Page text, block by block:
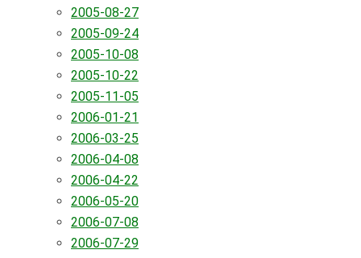
2005-08-27
2005-09-24
2005-10-08
2005-10-22
2005-11-05
2006-01-21
2006-03-25
2006-04-08
2006-04-22
2006-05-20
2006-07-08
2006-07-29